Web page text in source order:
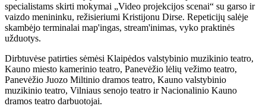
specialistams skirti mokymai „Video projekcijos scenai“ su garso ir
vaizdo menininku, režisieriumi Kristijonu Dirse. Repeticijų salėje
skambėjo terminalai map'ingas, stream'inimas, vyko praktinės
užduotys.
Dirbtuvėse patirties sėmėsi Klaipėdos valstybinio muzikinio teatro,
Kauno miesto kamerinio teatro, Panevėžio lėlių vežimo teatro,
Panevėžio Juozo Miltinio dramos teatro, Kauno valstybinio
muzikinio teatro, Vilniaus senojo teatro ir Nacionalinio Kauno
dramos teatro darbuotojai.